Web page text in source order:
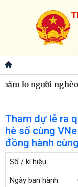
lo người nghèo
Tham dự lễ ra
hè số cùng
đồng hành
Số / kí hiệu
Ngày ban hành